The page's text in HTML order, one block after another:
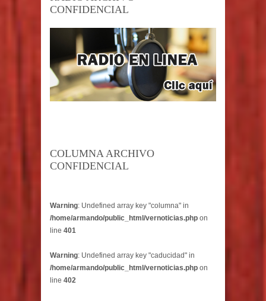
CONFIDENCIAL
COLUMNA ARCHIVO
CONFIDENCIAL
Warning: Undefined array key "columna" in
/home/armando/public_html/vernoticias.php on
line 401
Warning: Undefined array key "caducidad" in
/home/armando/public_html/vernoticias.php on
line 402